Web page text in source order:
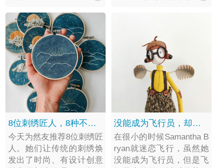
8位刺绣匠人，8种不同风格
今天为然友推荐8位刺绣匠
人。她们让传统的刺绣焕
发出了时尚、有设计创意
没能成为飞行员，却创造了一个飞行的童话世界
在很小的时候Samantha B
ryan就迷恋飞行，虽然她
没能成为飞行员，但是飞